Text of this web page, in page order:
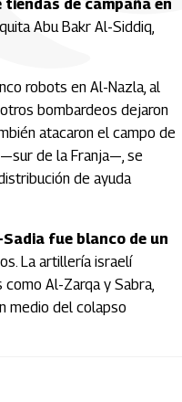
de campaña en
Abu Bakr Al-Siddiq,
robots en Al-Nazla, al
bombardeos dejaron
atacaron el campo de
de la Franja—, se
de ayuda
fue blanco de un
La artillería israelí
Al-Zarqa y Sabra,
medio del colapso